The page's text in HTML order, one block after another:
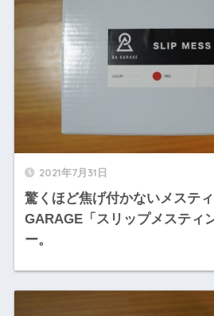
2021年7月31日
驚くほど焦げ付かないメステ
GARAGE「スリップメスティ
ー。